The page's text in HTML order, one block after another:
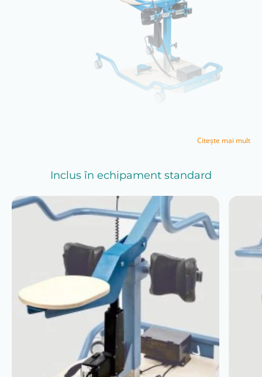
dumneavoastră. Scaunul nu doar că îl ridică, ci se
pentru genunchi, cu formă ergonomică și ajustabile,
Pentru copiii cu pareză la nivelul membrelor
superioare, se poate adăuga un stabilizator pentru
trunchi. Mai mult, dispozitivul include o funcție de
siguranță vitală: chiar dacă bateria se descarcă,
sistemul va coborî întotdeauna copilul înapoi în
siguranță, în poziția șezând.
Lifter devine rapid un partener în activitățile zilnice.
Tăvița sa complet reglabilă este perfectă pentru a face
temele, pentru a desena, sau pentru a se juca pe
tabletă, integrând terapia în rutina de zi cu zi într-un
mod natural și plăcut. Este un ajutor de neînlocuit,
potrivit pentru copii și adolescenți cu înălțimea între
120 și 200 cm , fiind indicat în afecțiuni precum
paralizia cerebrală (CP), distrofii musculare sau leziuni
ale măduvei spinării.
Citeşte mai mult
Inclus în echipament standard